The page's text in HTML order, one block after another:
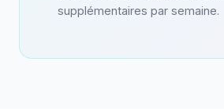
supplémentaires par semaine.